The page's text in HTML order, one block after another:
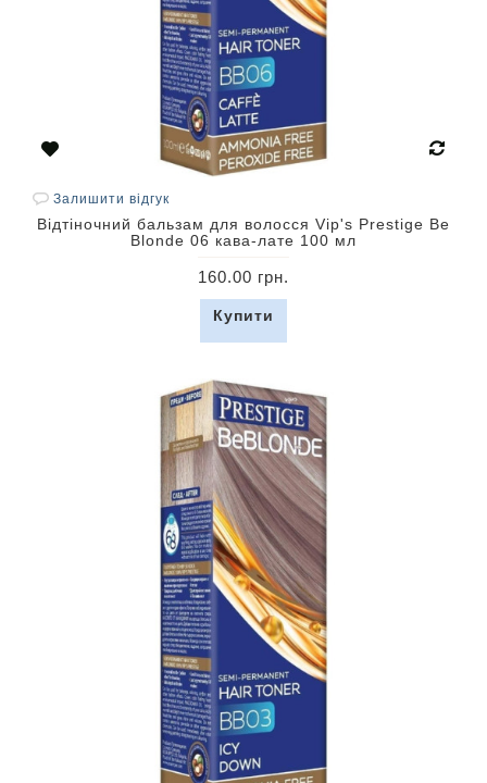
Залишити відгук
Відтіночний бальзам для волосся Vip's Prestige Be
Blonde 06 кава-лате 100 мл
160.00 грн.
Купити